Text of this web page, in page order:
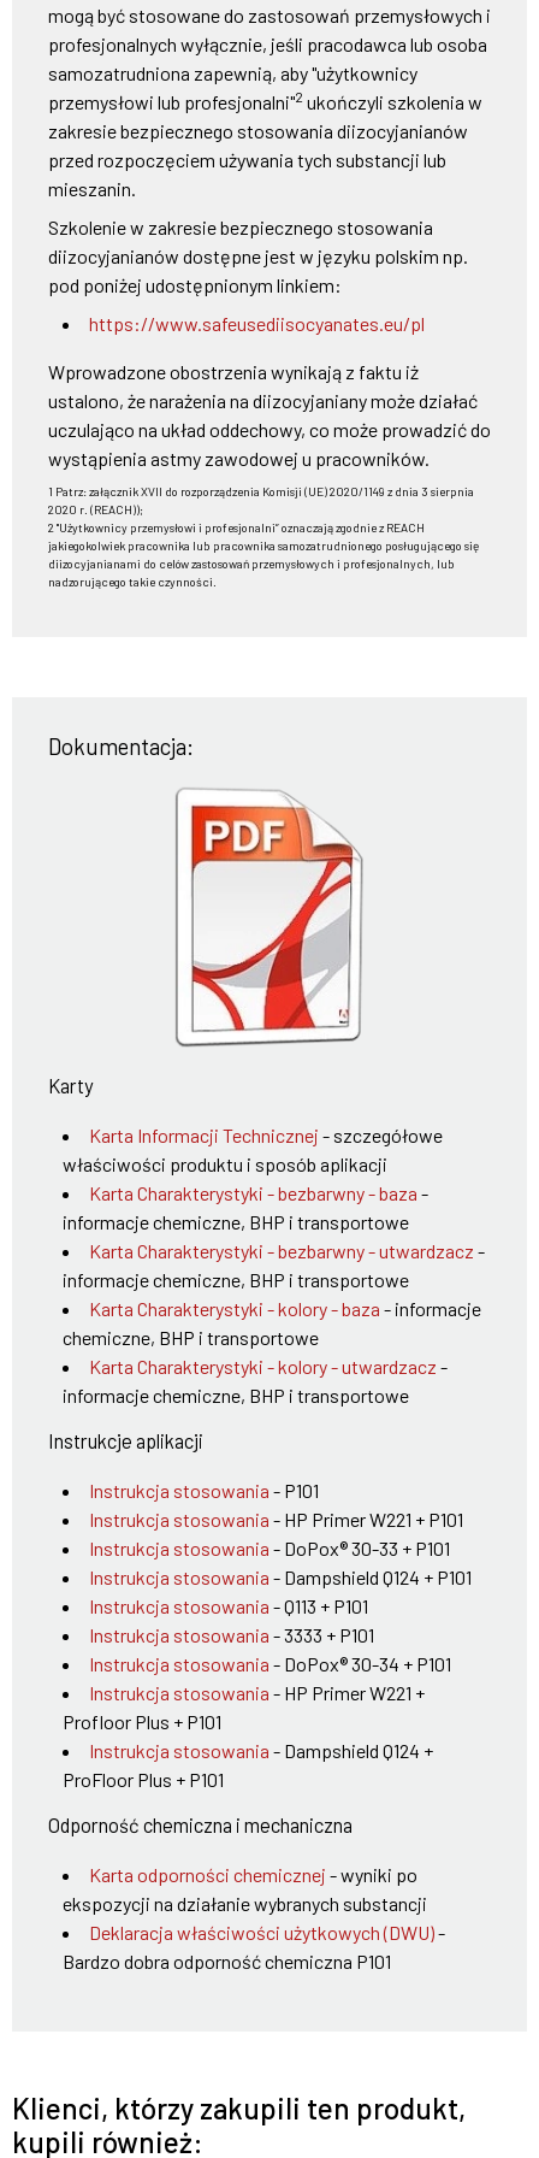
mogą być stosowane do zastosowań przemysłowych i
profesjonalnych wyłącznie, jeśli pracodawca lub osoba
samozatrudniona zapewnią, aby "użytkownicy
przemysłowi lub profesjonalni"2 ukończyli szkolenia w
zakresie bezpiecznego stosowania diizocyjanianów
przed rozpoczęciem używania tych substancji lub
mieszanin.
Szkolenie w zakresie bezpiecznego stosowania
diizocyjanianów dostępne jest w języku polskim np.
pod poniżej udostępnionym linkiem:
https://www.safeusediisocyanates.eu/pl
Wprowadzone obostrzenia wynikają z faktu iż
ustalono, że narażenia na diizocyjaniany może działać
uczulająco na układ oddechowy, co może prowadzić do
wystąpienia astmy zawodowej u pracowników.
1 Patrz: załącznik XVII do rozporządzenia Komisji (UE) 2020/1149 z dnia 3 sierpnia
2020 r. (REACH));
2 "Użytkownicy przemysłowi i profesjonalni” oznaczają zgodnie z REACH
jakiegokolwiek pracownika lub pracownika samozatrudnionego posługującego się
diizocyjanianami do celów zastosowań przemysłowych i profesjonalnych, lub
nadzorującego takie czynności.
Dokumentacja:
Karty
Karta Informacji Technicznej - szczegółowe
właściwości produktu i sposób aplikacji
Karta Charakterystyki - bezbarwny - baza -
informacje chemiczne, BHP i transportowe
Karta Charakterystyki - bezbarwny - utwardzacz -
informacje chemiczne, BHP i transportowe
Karta Charakterystyki - kolory - baza - informacje
chemiczne, BHP i transportowe
Karta Charakterystyki - kolory - utwardzacz -
informacje chemiczne, BHP i transportowe
Instrukcje aplikacji
Instrukcja stosowania - P101
Instrukcja stosowania - HP Primer W221 + P101
Instrukcja stosowania - DoPox® 30-33 + P101
Instrukcja stosowania - Dampshield Q124 + P101
Instrukcja stosowania - Q113 + P101
Instrukcja stosowania - 3333 + P101
Instrukcja stosowania - DoPox® 30-34 + P101
Instrukcja stosowania - HP Primer W221 +
Profloor Plus + P101
Instrukcja stosowania - Dampshield Q124 +
ProFloor Plus + P101
Odporność chemiczna i mechaniczna
Karta odporności chemicznej - wyniki po
ekspozycji na działanie wybranych substancji
Deklaracja właściwości użytkowych (DWU)-
Bardzo dobra odporność chemiczna P101
Klienci, którzy zakupili ten produkt,
kupili również: